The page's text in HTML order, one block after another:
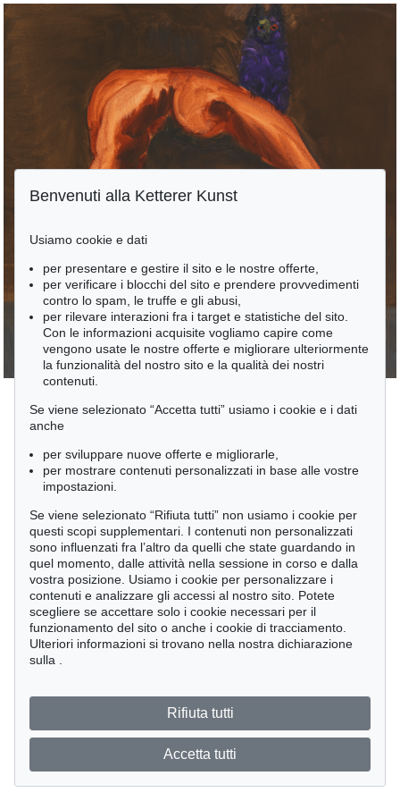
Benvenuti alla Ketterer Kunst
Usiamo cookie e dati
per presentare e gestire il sito e le nostre offerte,
per verificare i blocchi del sito e prendere provvedimenti
contro lo spam, le truffe e gli abusi,
per rilevare interazioni fra i target e statistiche del sito.
Con le informazioni acquisite vogliamo capire come
vengono usate le nostre offerte e migliorare ulteriormente
la funzionalità del nostro sito e la qualità dei nostri
contenuti.
Se viene selezionato “Accetta tutti” usiamo i cookie e i dati
anche
per sviluppare nuove offerte e migliorarle,
per mostrare contenuti personalizzati in base alle vostre
impostazioni.
Se viene selezionato “Rifiuta tutti” non usiamo i cookie per
questi scopi supplementari. I contenuti non personalizzati
sono influenzati fra l’altro da quelli che state guardando in
quel momento, dalle attività nella sessione in corso e dalla
vostra posizione. Usiamo i cookie per personalizzare i
contenuti e analizzare gli accessi al nostro sito. Potete
scegliere se accettare solo i cookie necessari per il
funzionamento del sito o anche i cookie di tracciamento.
Ulteriori informazioni si trovano nella nostra dichiarazione
sulla
Rifiuta tutti
Accetta tutti